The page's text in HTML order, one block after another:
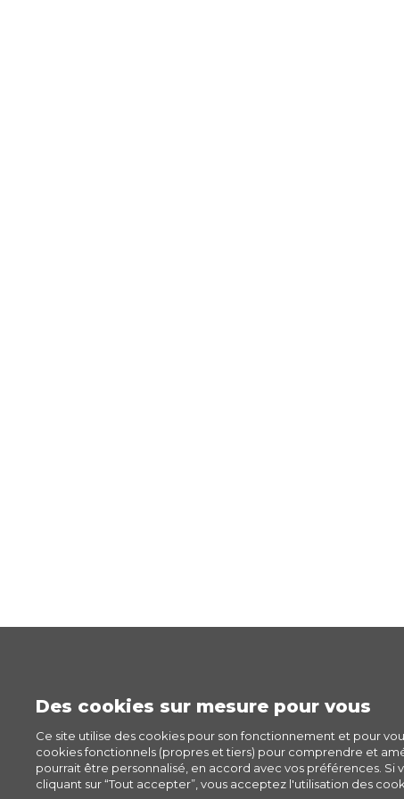
Des cookies sur mesure pour vous
Ce site utilise des cookies pour son fonctionnement et pour
cookies fonctionnels (propres et tiers) pour comprendre et
pourrait être personnalisé, en accord avec vos préférences. Si
cliquant sur “Tout accepter”, vous acceptez l'utilisation des